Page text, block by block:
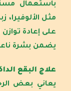
باستعمال
مثل
على إعادة
يضمن بشرة
علاج البقع
يعاني بعض